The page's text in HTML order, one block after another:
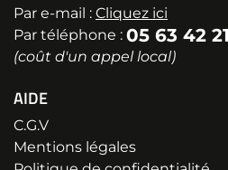
Par e-mail : Cliquez ici
Par téléphone : 05 63 42
(coût d'un appel local)
AIDE
C.G.V
Mentions légales